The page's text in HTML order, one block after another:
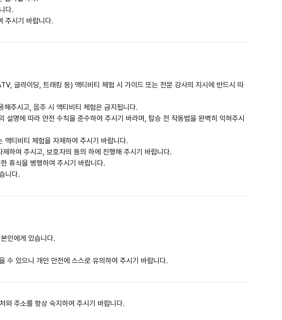
다.
주시기 바랍니다.
글라이딩, 트래킹 등) 액티비티 체험 시 가이드 또는 전문 강사의 지시에 반드시 따
주시고, 음주 시 액티비티 체험은 금지됩니다.
명에 따라 안전 수칙을 준수하여 주시기 바라며, 탑승 전 작동법을 완벽히 익혀주시
액티비티 체험을 자제하여 주시기 바랍니다.
하여 주시고, 보호자의 동의 하에 진행해 주시기 바랍니다.
휴식을 병행하여 주시기 바랍니다.
니다.
인에게 있습니다.
수 있으니 개인 안전에 스스로 유의하여 주시기 바랍니다.
와 주소를 항상 숙지하여 주시기 바랍니다.